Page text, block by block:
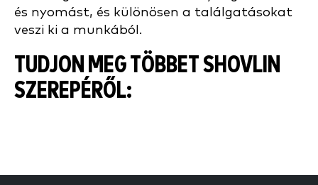
és nyomást, és különösen a találgatásokat
veszi ki a munkából.
TUDJON MEG TÖBBET SHOVLIN
SZEREPÉRŐL: